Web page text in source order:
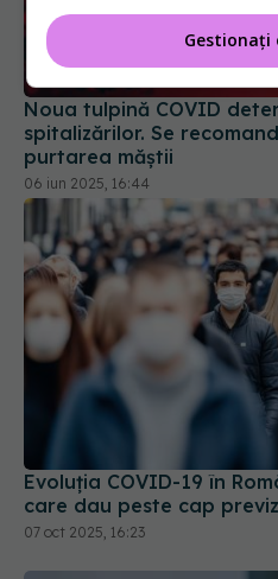
Noua tulpină COVID
spitalizărilor. Se
purtarea măștii
06 iun 2025, 16:44
Evoluția COVID-19 în
care dau peste cap
07 oct 2025, 16:23
Gestionați